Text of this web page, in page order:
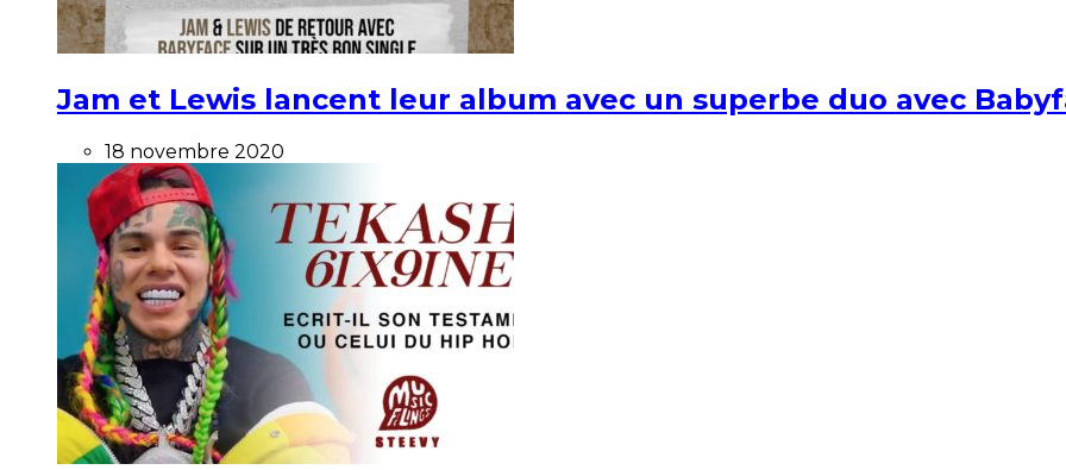
Jam et Lewis lancent leur album avec un superbe duo avec
18 novembre 2020